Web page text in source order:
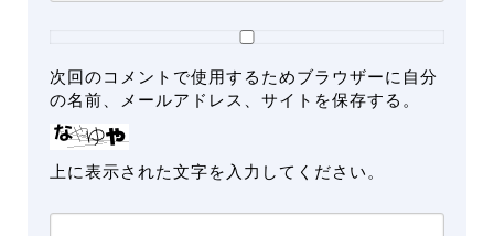
次回のコメントで使用するためブラウザーに自分
の名前、メールアドレス、サイトを保存する。
上に表示された文字を入力してください。